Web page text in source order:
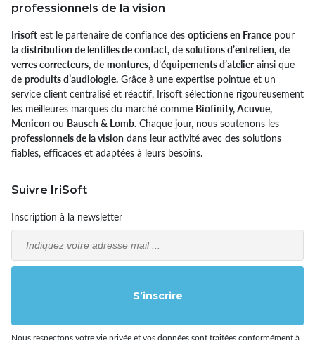
professionnels de la vision
Irisoft est le partenaire de confiance des opticiens en France pour
la distribution de lentilles de contact, de solutions d’entretien, de
verres correcteurs, de montures, d’équipements d’atelierainsi que
de produits d’audiologie. Grâce à une expertise pointue et un
service client centralisé et réactif, Irisoft sélectionne rigoureusement
les meilleures marques du marché comme Biofinity, Acuvue,
Menicon ou Bausch & Lomb. Chaque jour, nous soutenons les
professionnels de la vision dans leur activité avec des solutions
fiables, efficaces et adaptées à leurs besoins.
Suivre IriSoft
Inscription à la newsletter
Email
S’inscrire
Nous respectons votre vie privée et vos données sont traitées conformément à